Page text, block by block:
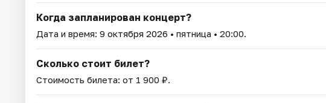
Когда запланирован концерт?
Дата и время: 9 октября 2026 • пятница • 20:00.
Сколько стоит билет?
Стоимость билета: от 1 900 ₽.